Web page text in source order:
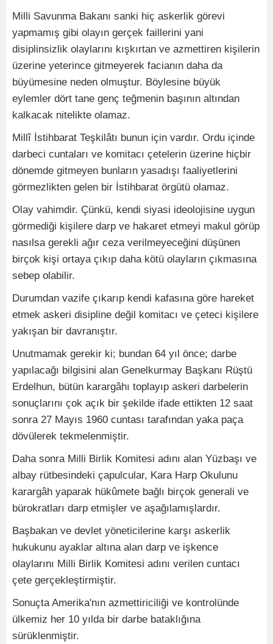
Milli Savunma Bakanı sanki hiç askerlik görevi
yapmamış gibi olayın gerçek faillerini yani
disiplinsizlik olaylarını kışkırtan ve azmettiren kişilerin
üzerine yeterince gitmeyerek facianın daha da
büyümesine neden olmuştur. Böylesine büyük
eylemler dört tane genç teğmenin başının altından
kalkacak nitelikte olamaz.
Millî İstihbarat Teşkilâtı bunun için vardır. Ordu içinde
darbeci cuntaları ve komitacı çetelerin üzerine hiçbir
dönemde gitmeyen bunların yasadışı faaliyetlerini
görmezlikten gelen bir İstihbarat örgütü olamaz.
Olay vahimdir. Çünkü, kendi siyasi ideolojisine uygun
görmediği kişilere darp ve hakaret etmeyi makul görüp
nasılsa gerekli ağır ceza verilmeyeceğini düşünen
birçok kişi ortaya çıkıp daha kötü olayların çıkmasına
sebep olabilir.
Durumdan vazife çıkarıp kendi kafasına göre hareket
etmek askeri disipline değil komitacı ve çeteci kişilere
yakışan bir davranıştır.
Unutmamak gerekir ki; bundan 64 yıl önce; darbe
yapılacağı bilgisini alan Genelkurmay Başkanı Rüştü
Erdelhun, bütün karargâhı toplayıp askeri darbelerin
sonuçlarını çok açık bir şekilde ifade ettikten 12 saat
sonra 27 Mayıs 1960 cuntası tarafından yaka paça
dövülerek tekmelenmiştir.
Daha sonra Milli Birlik Komitesi adını alan Yüzbaşı ve
albay rütbesindeki çapulcular, Kara Harp Okulunu
karargâh yaparak hükûmete bağlı birçok generali ve
bürokratları darp etmişler ve aşağılamışlardır.
Başbakan ve devlet yöneticilerine karşı askerlik
hukukunu ayaklar altına alan darp ve işkence
olaylarını Milli Birlik Komitesi adını verilen cuntacı
çete gerçekleştirmiştir.
Sonuçta Amerika'nın azmettiriciliği ve kontrolünde
ülkemiz her 10 yılda bir darbe bataklığına
sürüklenmiştir.